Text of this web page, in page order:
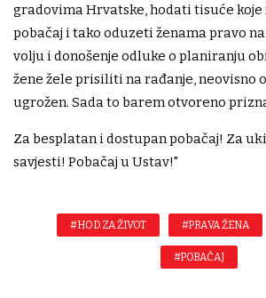
gradovima Hrvatske, hodati tisuće
pobačaj i tako oduzeti ženama pravo
volju i donošenje odluke o planiranju
žene žele prisiliti na rađanje, neovisno
ugrožen. Sada to barem otvoreno
Za besplatan i dostupan pobačaj! Za
savjesti! Pobačaj u Ustav!"
#HOD ZA ŽIVOT #PRAVA ŽENA
#POBAČAJ